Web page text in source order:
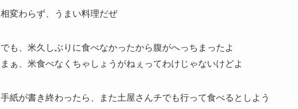
相変わらず、うまい料理だぜ
でも、米久しぶりに食べなかったから腹がへっちまったよ
まぁ、米食べなくちゃしょうがねぇってわけじゃないけどよ
手紙が書き終わったら、また土屋さんチでも行って食べるとしよう